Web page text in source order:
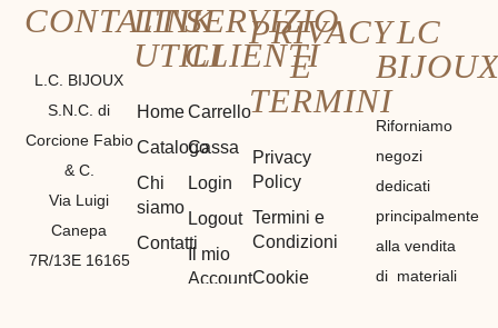
LC
Riforniamo
negozi
dedicati
principalmente
alla vendita
di materiali
LINK
UTILI
Home
Catalogo
Chi
siamo
Contatti
SERVIZIO
CLIENTI
Carrello
Cassa
Login
Logout
Il mio
Account
PRIVACY
E
TERMINI
Privacy
Policy
Termini e
Condizioni
Cookie
CONTATTI
L.C. BIJOUX
S.N.C. di
Corcione Fabio
& C.
Via Luigi
Canepa
7R/13E 16165